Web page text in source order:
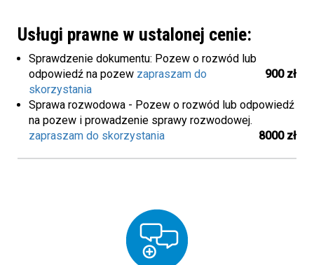
Usługi prawne w ustalonej cenie:
Sprawdzenie dokumentu: Pozew o rozwód lub
odpowiedź na pozew
900 zł
zapraszam do
skorzystania
Sprawa rozwodowa - Pozew o rozwód lub odpowiedź
na pozew i prowadzenie sprawy rozwodowej.
8000 zł
zapraszam do skorzystania